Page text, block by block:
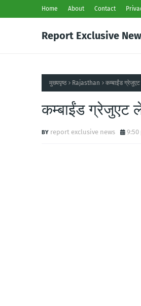
Home About Contact
Report Exclusive
मुख्यपृष्ठ Rajasthan कम्बाईंड ग्रेजुएट
कम्बाईंड ग्रेजुएट
report exclusive news 9:50